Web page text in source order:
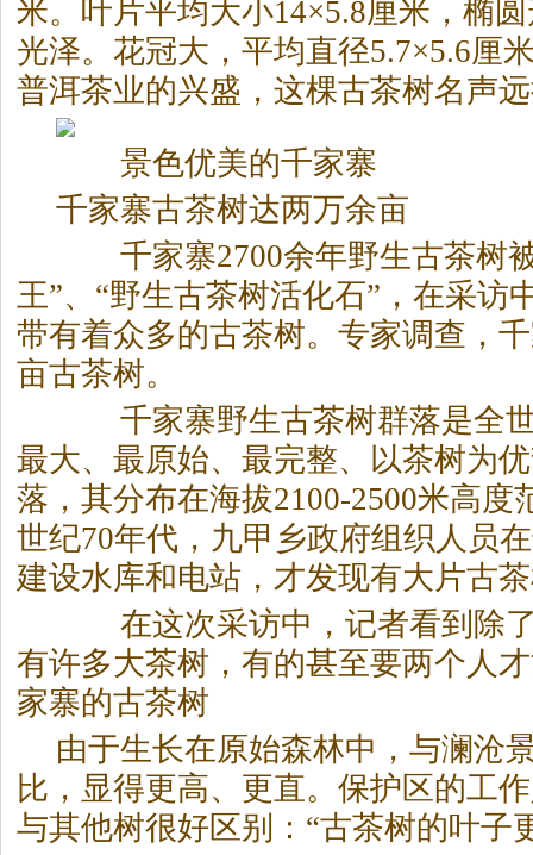
米。叶片平均大小14×5.8厘米，椭
光泽。花冠大，平均直径5.7×5.6厘
普洱茶业的兴盛，这棵古茶树名声
景色优美的千家寨
千家寨古茶树达两万余亩
千家寨2700余年野生古茶树
王”、“野生古茶树活化石”，在采访
带有着众多的古茶树。专家调查，
亩古茶树。
千家寨野生古茶树群落是全世
最大、最原始、最完整、以茶树为
落，其分布在海拔2100-2500米高度
世纪70年代，九甲乡政府组织人员
建设水库和电站，才发现有大片古
在这次采访中，记者看到除了
有许多大茶树，有的甚至要两个人
家寨的古茶树
由于生长在原始森林中，与澜沧
比，显得更高、更直。保护区的工
与其他树很好区别：“古茶树的叶子